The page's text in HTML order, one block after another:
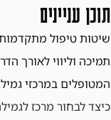
תוכן עניינים
שיטות טיפול
תמיכה וליווי לאורך
המטופלים במרכזי
כיצד לבחור מרכז